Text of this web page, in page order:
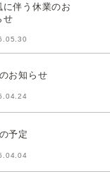
に伴う休業のお
せ
お知らせ
予定